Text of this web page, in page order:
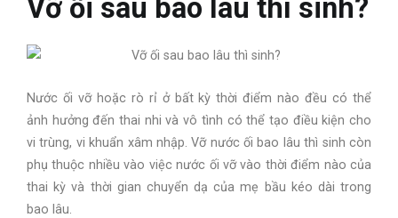
Vỡ ối sau bao lâu thì sinh?
Nước ối vỡ hoặc rò rỉ ở bất kỳ thời điểm nào đều có thể
ảnh hưởng đến thai nhi và vô tình có thể tạo điều kiện cho
vi trùng, vi khuẩn xâm nhập. Vỡ nước ối bao lâu thì sinh còn
phụ thuộc nhiều vào việc nước ối vỡ vào thời điểm nào của
thai kỳ và thời gian chuyển dạ của mẹ bầu kéo dài trong
bao lâu.